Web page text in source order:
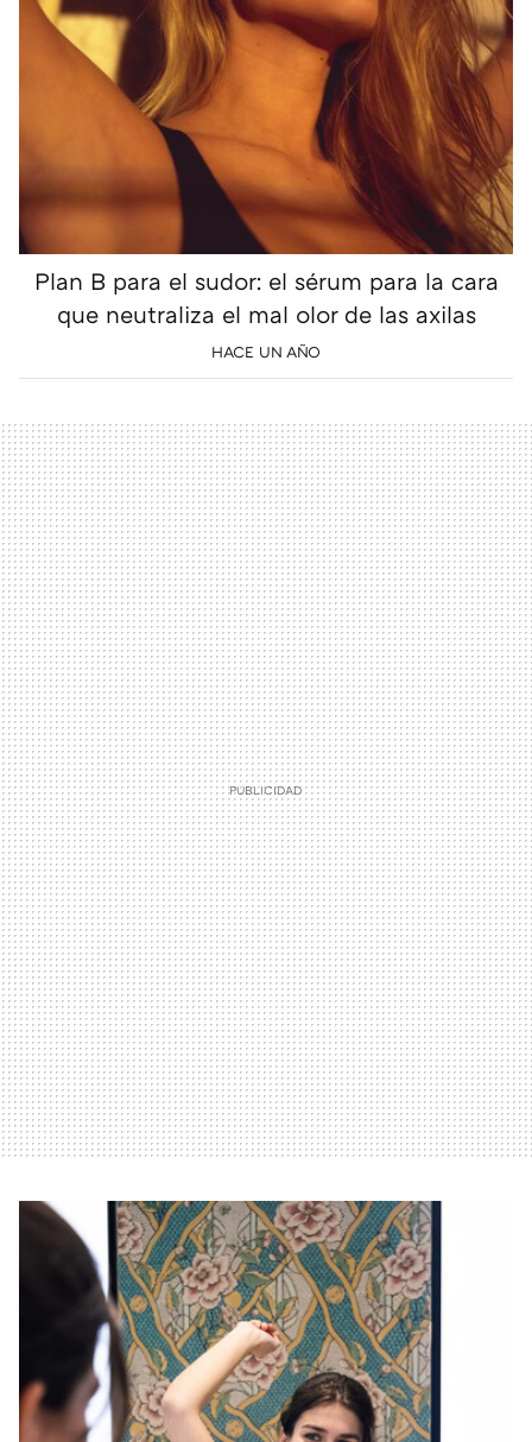
Plan B para el sudor: el sérum para la cara
que neutraliza el mal olor de las axilas
HACE UN AÑO